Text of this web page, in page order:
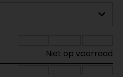
Niet op voorraad